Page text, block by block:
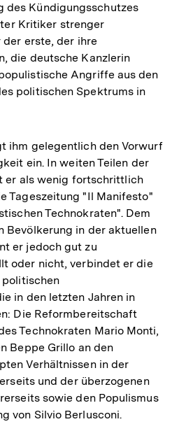
des Kündigungsschutzes
Kritiker strenger
erste, der ihre
die deutsche Kanzlerin
Angriffe aus den
politischen Spektrums in
ihm gelegentlich den Vorwurf
ein. In weiten Teilen der
er als wenig fortschrittlich
Tageszeitung "Il Manifesto"
Technokraten". Dem
Bevölkerung in der aktuellen
er jedoch gut zu
oder nicht, verbindet er die
politischen
in den letzten Jahren in
Die Reformbereitschaft
Technokraten Mario Monti,
Beppe Grillo an den
Verhältnissen in der
und der überzogenen
sowie den Populismus
von Silvio Berlusconi.